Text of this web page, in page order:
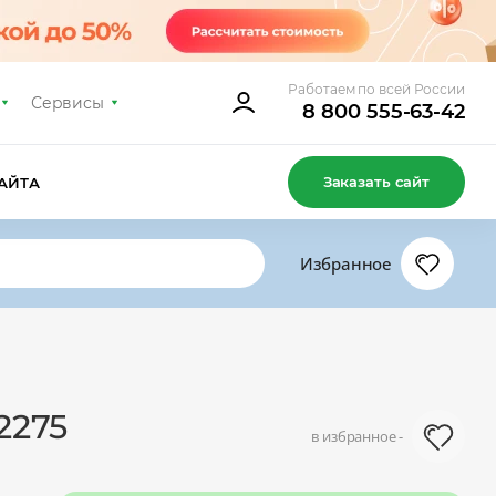
Сервисы
Работаем по всей России
8 800 555-63-42
Заказать сайт
Избранное
в избранное -